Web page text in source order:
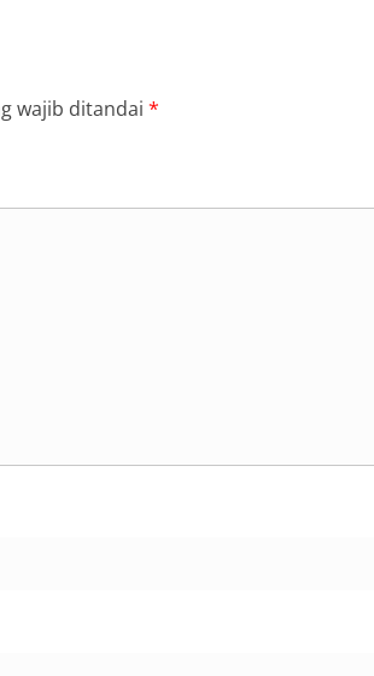
wajib ditandai *